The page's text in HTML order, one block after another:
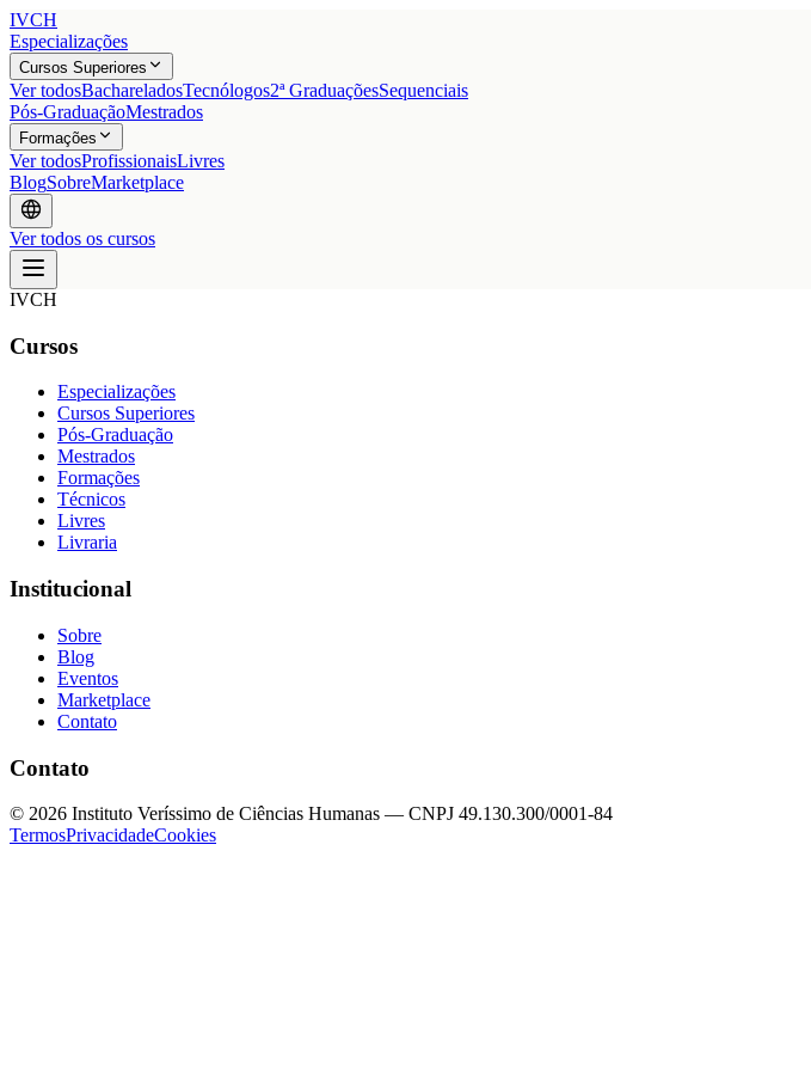
IVCH
Especializações
Cursos Superiores
Ver todosBachareladosTecnólogos2ª GraduaçõesSequenciais
Pós-GraduaçãoMestrados
Formações
Ver todosProfissionaisLivres
BlogSobreMarketplace
Ver todos os cursos
IVCH
Cursos
Especializações
Cursos Superiores
Pós-Graduação
Mestrados
Formações
Técnicos
Livres
Livraria
Institucional
Sobre
Blog
Eventos
Marketplace
Contato
Contato
© 2026 Instituto Veríssimo de Ciências Humanas — CNPJ 49.130.300/0001-84
TermosPrivacidadeCookies